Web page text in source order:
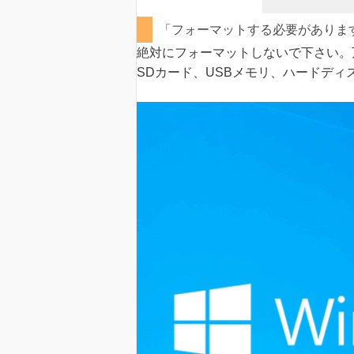
「フォーマットする必要があり
絶対にフォーマットしないで下さい
SDカード、USBメモリ、ハードディ